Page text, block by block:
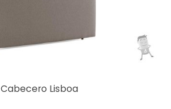
Cabecero Lisboa